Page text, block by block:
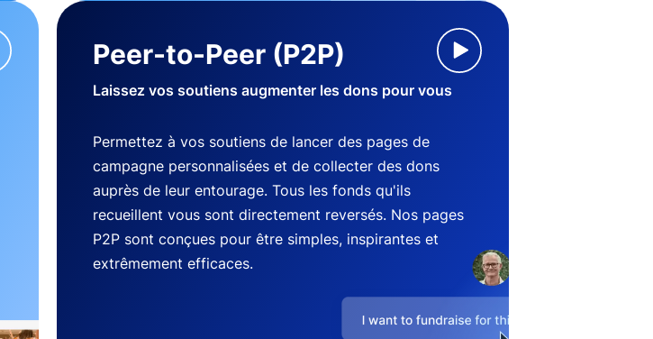
Peer-to-Peer (P2P)
Laissez vos soutiens augmenter les dons pour vous
Permettez à vos soutiens de lancer des pages de
campagne personnalisées et de collecter des dons
auprès de leur entourage. Tous les fonds qu'ils
recueillent vous sont directement reversés. Nos pages
P2P sont conçues pour être simples, inspirantes et
extrêmement efficaces.